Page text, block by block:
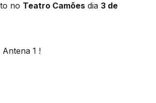
no Teatro Camões dia 3 de
1 !